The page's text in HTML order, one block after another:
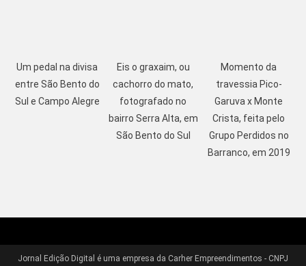
Um pedal na divisa
entre São Bento do
Sul e Campo Alegre
Eis o graxaim, ou
cachorro do mato,
fotografado no
bairro Serra Alta, em
São Bento do Sul
Momento da
travessia Pico-
Garuva x Monte
Crista, feita pelo
Grupo Perdidos no
Barranco, em 2019
Jornal Edição Digital é uma empresa da Carher Empreendimentos - CNPJ